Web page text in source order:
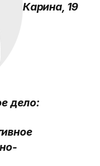
Карина, 19
дело: